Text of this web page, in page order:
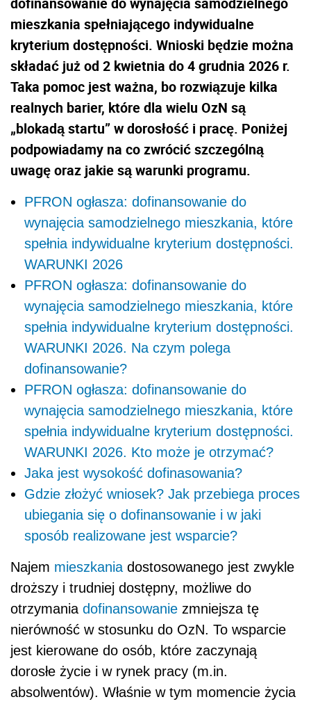
mieszkania spełniającego indywidualne
kryterium dostępności. Wnioski będzie można
składać już od 2 kwietnia do 4 grudnia 2026 r.
Taka pomoc jest ważna, bo rozwiązuje kilka
realnych barier, które dla wielu OzN są
„blokadą startu” w dorosłość i pracę. Poniżej
podpowiadamy na co zwrócić szczególną
uwagę oraz jakie są warunki programu.
PFRON ogłasza: dofinansowanie do
wynajęcia samodzielnego mieszkania, które
spełnia indywidualne kryterium dostępności.
WARUNKI 2026
PFRON ogłasza: dofinansowanie do
wynajęcia samodzielnego mieszkania, które
spełnia indywidualne kryterium dostępności.
WARUNKI 2026. Na czym polega
dofinansowanie?
PFRON ogłasza: dofinansowanie do
wynajęcia samodzielnego mieszkania, które
spełnia indywidualne kryterium dostępności.
WARUNKI 2026. Kto może je otrzymać?
Jaka jest wysokość dofinasowania?
Gdzie złożyć wniosek? Jak przebiega proces
ubiegania się o dofinansowanie i w jaki
sposób realizowane jest wsparcie?
Najem mieszkania dostosowanego jest zwykle
droższy i trudniej dostępny, możliwe do
otrzymania dofinansowanie zmniejsza tę
nierówność w stosunku do OzN. To wsparcie
jest kierowane do osób, które zaczynają
dorosłe życie i w rynek pracy (m.in.
absolwentów). Właśnie w tym momencie życia